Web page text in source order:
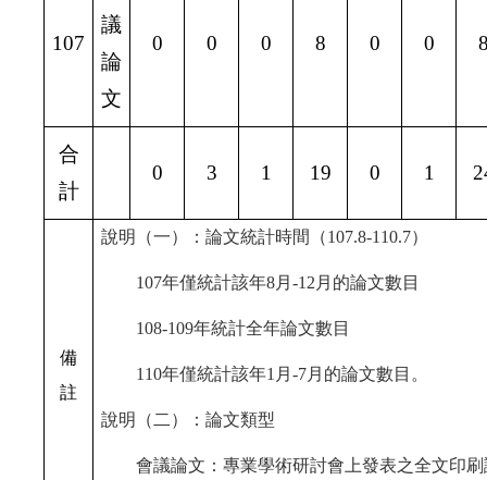
107
議
論
文
0 0 0 8 0 0
合
計
0 3 1 19 0 1
備
註
說明（一）：論文統計時間（107.8-110.7）
107年僅統計該年8月-12月的論文數目
108-109年統計全年論文數目
110年僅統計該年1月-7月的論文數目。
說明（二）：論文類型
會議論文：專業學術研討會上發表之全文印刷